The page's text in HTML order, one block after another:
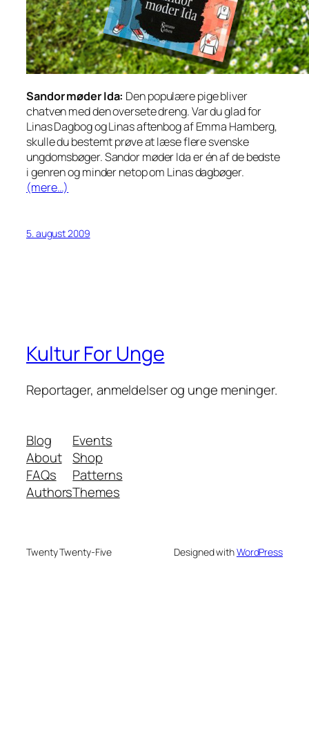
Sandor møder Ida: Den populære pige bliver
chatven med den oversete dreng. Var du glad for
Linas Dagbog og Linas aftenbog af Emma Hamberg,
skulle du bestemt prøve at læse flere svenske
ungdomsbøger. Sandor møder Ida er én af de bedste
i genren og minder netop om Linas dagbøger.
(mere…)
5. august 2009
Kultur For Unge
Reportager, anmeldelser og unge meninger.
Blog
About
FAQs
Authors
Events
Shop
Patterns
Themes
Twenty Twenty-Five Designed withWordPress